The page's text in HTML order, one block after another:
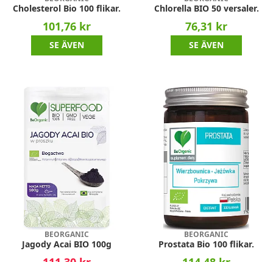
Cholesterol Bio 100 flikar.
101,76 kr
SE ÄVEN
Chlorella BIO 50 versaler.
76,31 kr
SE ÄVEN
BEORGANIC
Jagody Acai BIO 100g
BEORGANIC
Prostata Bio 100 flikar.